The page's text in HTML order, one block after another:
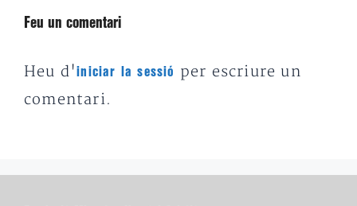
Feu un comentari
Heu d'iniciar la sessió
per escriure un
comentari.